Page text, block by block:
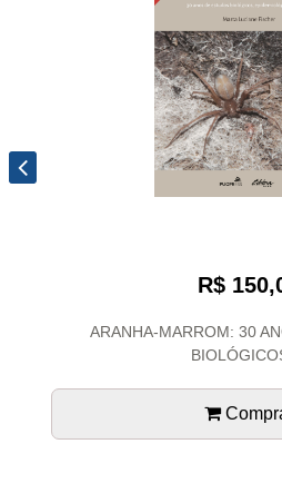
R$
ARANHA-MARROM: 30